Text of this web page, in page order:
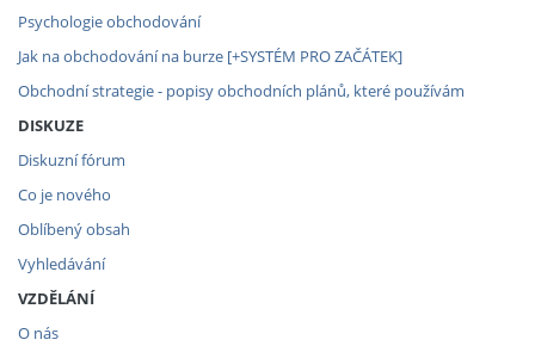
Psychologie obchodování
Jak na obchodování na burze [+SYSTÉM PRO ZAČÁTEK]
Obchodní strategie - popisy obchodních plánů, které používám
DISKUZE
Diskuzní fórum
Co je nového
Oblíbený obsah
Vyhledávání
VZDĚLÁNÍ
O nás